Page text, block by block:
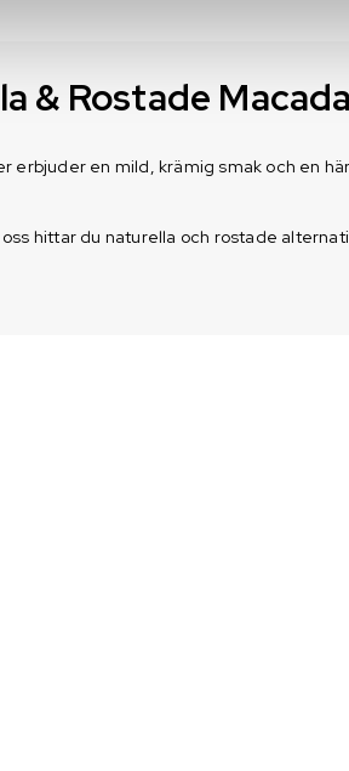
& Rostade
en mild, krämig smak och en
hittar du naturella och rostade